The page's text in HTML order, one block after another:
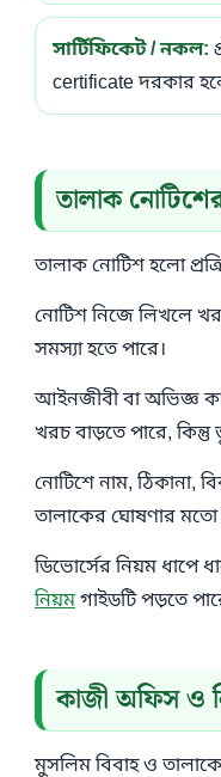
সার্টিফিকেট / নকল:
certificate দরকার
তালাক
তালাক নোটিশ হলো
নোটিশ নিজে লিখলে
সমস্যা হতে পারে।
আইনজীবী বা অভিজ্ঞ
খরচ বাড়তে পারে,
নোটিশে নাম, ঠিকানা,
তালাকের ঘোষণার মতো
ডিভোর্সের নিয়ম ধাপে
নিয়মগাইডটি পড়তে
কাজী অফিস ও
মুসলিম বিবাহ ও